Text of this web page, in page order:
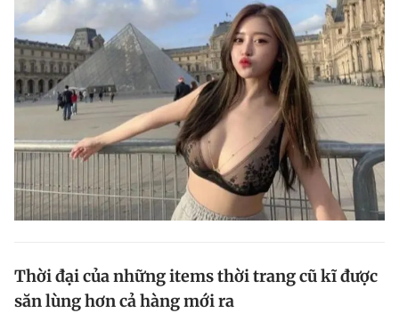
Thời đại của những items thời trang cũ kĩ được
săn lùng hơn cả hàng mới ra